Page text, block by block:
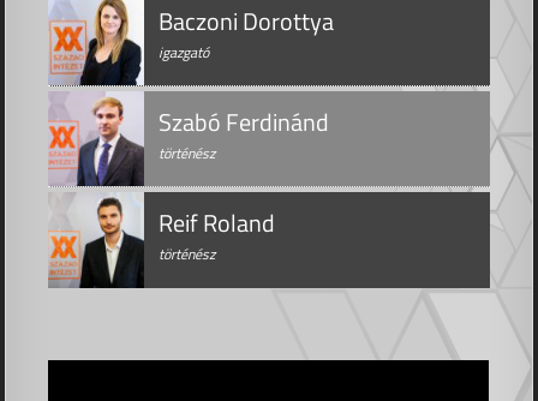
Baczoni Dorottya
igazgató
Szabó Ferdinánd
történész
Reif Roland
történész